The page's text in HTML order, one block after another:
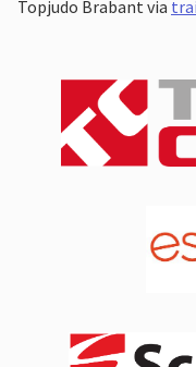
Topjudo Brabant via